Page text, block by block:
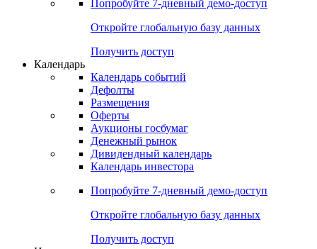
Попробуйте 7-дневный демо-доступ
Откройте глобальную базу данных
Получить доступ
Календарь
Календарь событий
Дефолты
Размещения
Оферты
Аукционы госбумаг
Денежный рынок
Дивидендный календарь
Календарь инвестора
Попробуйте 7-дневный демо-доступ
Откройте глобальную базу данных
Получить доступ